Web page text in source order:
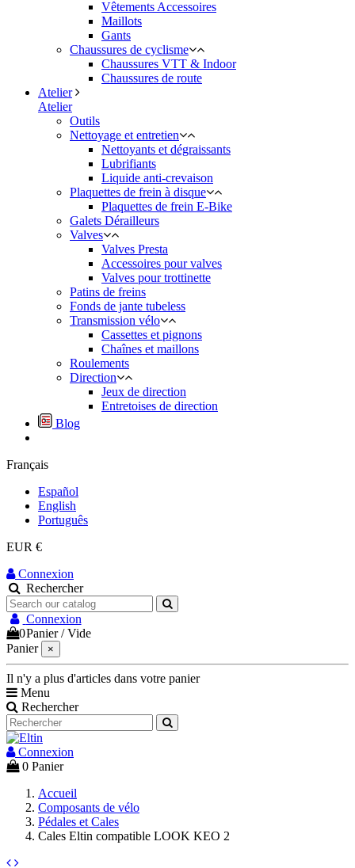
Vêtements Accessoires
Maillots
Gants
Chaussures de cyclisme
Chaussures VTT & Indoor
Chaussures de route
Atelier
Atelier
Outils
Nettoyage et entretien
Nettoyants et dégraissants
Lubrifiants
Liquide anti-crevaison
Plaquettes de frein à disque
Plaquettes de frein E-Bike
Galets Dérailleurs
Valves
Valves Presta
Accessoires pour valves
Valves pour trottinette
Patins de freins
Fonds de jante tubeless
Transmission vélo
Cassettes et pignons
Chaînes et maillons
Roulements
Direction
Jeux de direction
Entretoises de direction
Blog
Français
Español
English
Português
EUR €
Connexion
Rechercher
Connexion
0Panier /Vide
Panier
×
Il n'y a plus d'articles dans votre panier
Menu
Rechercher
Connexion
0 Panier
Accueil
Composants de vélo
Pédales et Cales
Cales Eltin compatible LOOK KEO 2